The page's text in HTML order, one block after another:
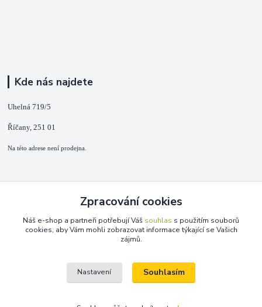
Kde nás najdete
Uhelná 719/5
Říčany, 251 01
Na této adrese není prodejna.
+420 725 889 873
(Po-Ne, 9-18 hod.)
Zpracování cookies
Náš e-shop a partneři potřebují Váš souhlas s použitím souborů
cookies, aby Vám mohli zobrazovat informace týkající se Vašich
zájmů.
Nastavení Souhlasím